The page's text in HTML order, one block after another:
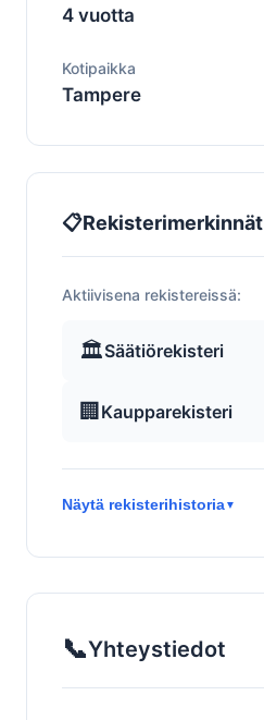
4 vuotta
Kotipaikka
Tampere
📋Rekisterimerkinnät
Aktiivisena rekistereissä:
🏛️Säätiörekisteri
🏢 Kaupparekisteri
Näytä rekisterihistoria▼
📞Yhteystiedot